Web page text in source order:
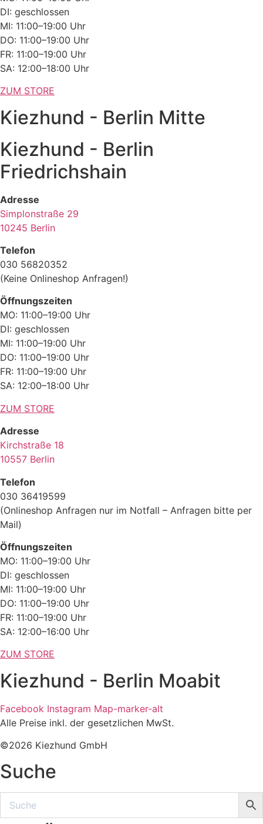
DI: geschlossen
MI: 11:00–19:00 Uhr
DO: 11:00–19:00 Uhr
FR: 11:00–19:00 Uhr
SA: 12:00–18:00 Uhr
ZUM STORE
Kiezhund - Berlin Mitte
Kiezhund - Berlin
Friedrichshain
Adresse
Simplonstraße 29
10245 Berlin
Telefon
030 56820352
(Keine Onlineshop Anfragen!)
Öffnungszeiten
MO: 11:00–19:00 Uhr
DI: geschlossen
MI: 11:00–19:00 Uhr
DO: 11:00–19:00 Uhr
FR: 11:00–19:00 Uhr
SA: 12:00–18:00 Uhr
ZUM STORE
Adresse
Kirchstraße 18
10557 Berlin
Telefon
030 36419599
(Onlineshop Anfragen nur im Notfall – Anfragen bitte per
Mail)
Öffnungszeiten
MO: 11:00–19:00 Uhr
DI: geschlossen
MI: 11:00–19:00 Uhr
DO: 11:00–19:00 Uhr
FR: 11:00–19:00 Uhr
SA: 12:00–16:00 Uhr
ZUM STORE
Kiezhund - Berlin Moabit
Facebook Instagram Map-marker-alt
Alle Preise inkl. der gesetzlichen MwSt.
©2026 Kiezhund GmbH
Suche